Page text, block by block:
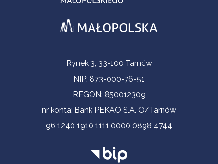
Informacje kontaktoweRynek 3, 33-100 Tarnów
NIP: 873-000-76-51
REGON: 850012309
nr konta: Bank PEKAO S.A. O/Tarnów
96 1240 1910 1111 0000 0898 4744